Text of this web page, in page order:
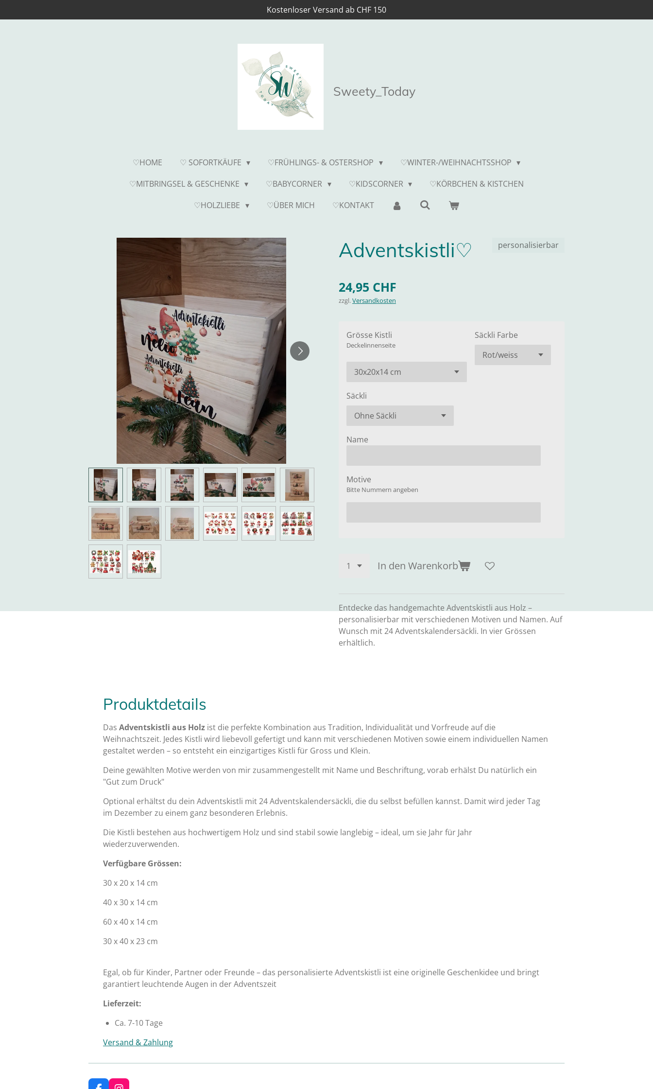
Hauptinhalt
Kostenloser Versand ab CHF 150
Sweety_Today
♡HOME ♡ SOFORTKÄUFE ♡FRÜHLINGS- & OSTERSHOP
♡WINTER-/WEIHNACHTSSHOP
♡MITBRINGSEL & GESCHENKE
♡BABYCORNER ♡KIDSCORNER
♡KÖRBCHEN & KISTCHEN
♡HOLZLIEBE
♡ÜBER MICH ♡KONTAKT
Adventskistli♡ personalisierbar
24,95 CHF
zzgl.Versandkosten
Grösse Kistli
Deckelinnenseite
Säckli Farbe
Säckli
Name
Motive
Bitte Nummern angeben
In den Warenkorb
Entdecke das handgemachte Adventskistli aus Holz –
personalisierbar mit verschiedenen Motiven und Namen. Auf
Wunsch mit 24 Adventskalendersäckli. In vier Grössen
erhältlich.
Produktdetails
Das Adventskistli aus Holz ist die perfekte Kombination aus Tradition, Individualität und Vorfreude auf die
Weihnachtszeit. Jedes Kistli wird liebevoll gefertigt und kann mit verschiedenen Motiven sowie einem individuellen Namen
gestaltet werden – so entsteht ein einzigartiges Kistli für Gross und Klein.
Deine gewählten Motive werden von mir zusammengestellt mit Name und Beschriftung, vorab erhälst Du natürlich ein
"Gut zum Druck"
Optional erhältst du dein Adventskistli mit 24 Adventskalendersäckli, die du selbst befüllen kannst. Damit wird jeder Tag
im Dezember zu einem ganz besonderen Erlebnis.
Die Kistli bestehen aus hochwertigem Holz und sind stabil sowie langlebig – ideal, um sie Jahr für Jahr
wiederzuverwenden.
Verfügbare Grössen:
30 x 20 x 14 cm
40 x 30 x 14 cm
60 x 40 x 14 cm
30 x 40 x 23 cm
Egal, ob für Kinder, Partner oder Freunde – das personalisierte Adventskistli ist eine originelle Geschenkidee und bringt
garantiert leuchtende Augen in der Adventszeit
Lieferzeit:
Ca. 7-10 Tage
Versand & Zahlung